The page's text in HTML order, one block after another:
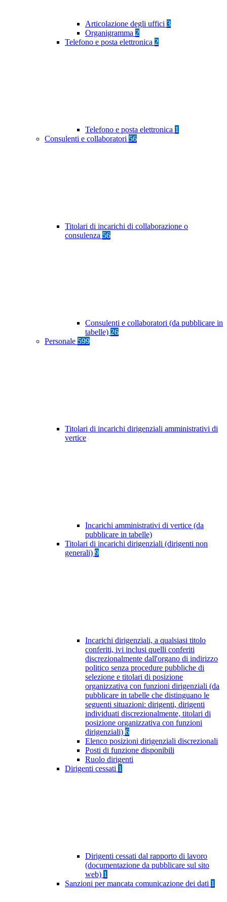
Articolazione degli uffici 3
Organigramma 2
Telefono e posta elettronica 2
Telefono e posta elettronica 1
Consulenti e collaboratori 56
Titolari di incarichi di collaborazione o
consulenza 56
Consulenti e collaboratori (da pubblicare in
tabelle) 26
Personale 599
Titolari di incarichi dirigenziali amministrativi di
vertice
Incarichi amministrativi di vertice (da
pubblicare in tabelle)
Titolari di incarichi dirigenziali (dirigenti non
generali) 9
Incarichi dirigenziali, a qualsiasi titolo
conferiti, ivi inclusi quelli conferiti
discrezionalmente dall'organo di indirizzo
politico senza procedure pubbliche di
selezione e titolari di posizione
organizzativa con funzioni dirigenziali (da
pubblicare in tabelle che distinguano le
seguenti situazioni: dirigenti, dirigenti
individuati discrezionalmente, titolari di
posizione organizzativa con funzioni
dirigenziali) 6
Elenco posizioni dirigenziali discrezionali
Posti di funzione disponibili
Ruolo dirigenti
Dirigenti cessati 1
Dirigenti cessati dal rapporto di lavoro
(documentazione da pubblicare sul sito
web) 1
Sanzioni per mancata comunicazione dei dati 1